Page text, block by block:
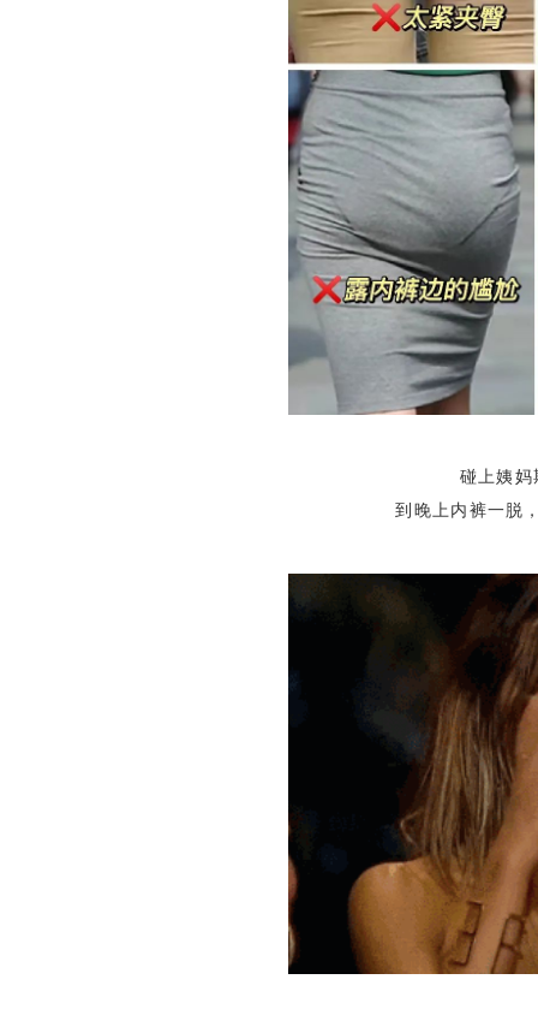
碰上姨妈
到晚上内裤一脱